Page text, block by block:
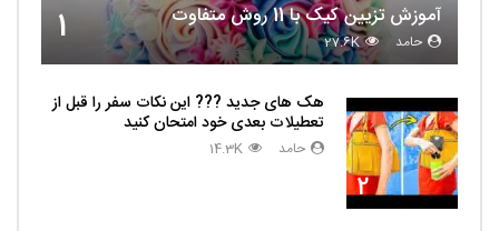
1 آموزش تزیین کیک با 11 روش متفاوت
حامد 27.6K
2
هک های جدید ??️? این نکات سفر را قبل از
تعطیلات بعدی خود امتحان کنید
حامد 14.3K